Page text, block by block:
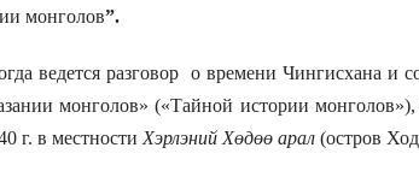
монголов”.
ведется разговор о времени Чингисхана и
монголов» («Тайной истории
г. в местностиХэрлэний Хөдөө арал (остров